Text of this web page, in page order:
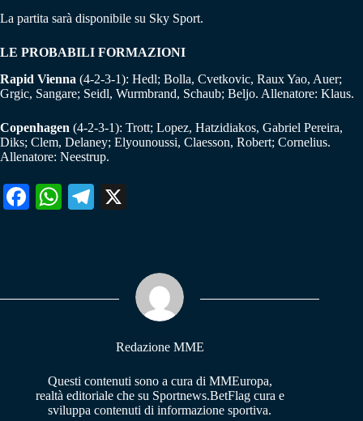
La partita sarà disponibile su Sky Sport.
LE PROBABILI FORMAZIONI
Rapid Vienna (4-2-3-1): Hedl; Bolla, Cvetkovic, Raux Yao, Auer;
Grgic, Sangare; Seidl, Wurmbrand, Schaub; Beljo. Allenatore: Klaus.
Copenhagen (4-2-3-1): Trott; Lopez, Hatzidiakos, Gabriel Pereira,
Diks; Clem, Delaney; Elyounoussi, Claesson, Robert; Cornelius.
Allenatore: Neestrup.
Fa W
pp
Te
m
Redazione MME
Questi contenuti sono a cura di MMEuropa,
realtà editoriale che su Sportnews.BetFlag cura e
sviluppa contenuti di informazione sportiva.